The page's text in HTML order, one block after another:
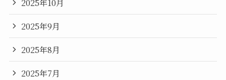
2025年9月
2025年8月
2025年7月